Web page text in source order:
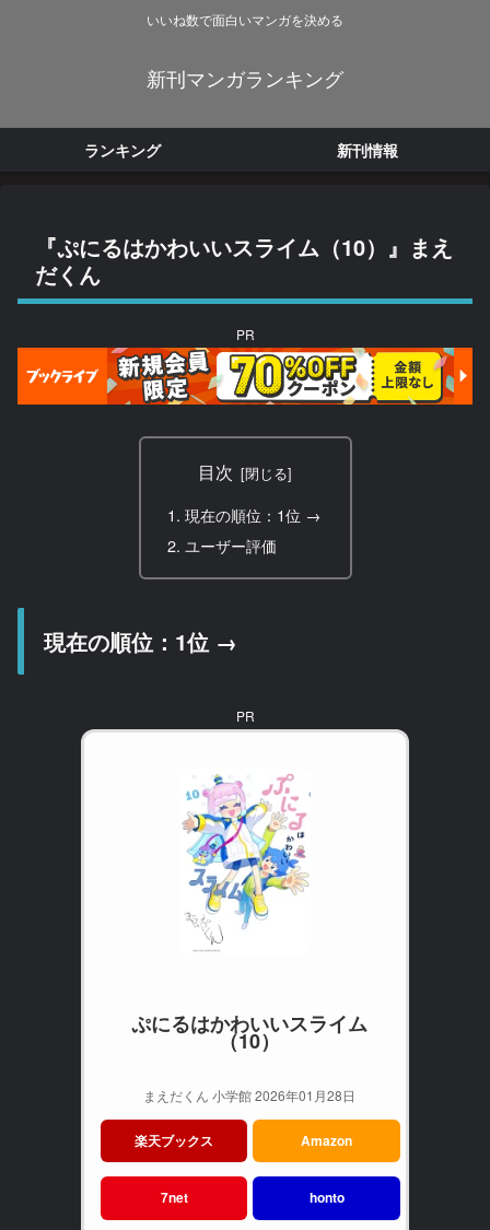
いいね数で面白いマンガを決める
新刊マンガランキング
ランキング 新刊情報
『ぷにるはかわいいスライム（10）』まえ
だくん
PR
目次
現在の順位：1位 →
ユーザー評価
現在の順位：1位 →
PR
ぷにるはかわいいスライム
（10）
まえだくん 小学館 2026年01月28日
楽天ブックス Amazon
7net honto